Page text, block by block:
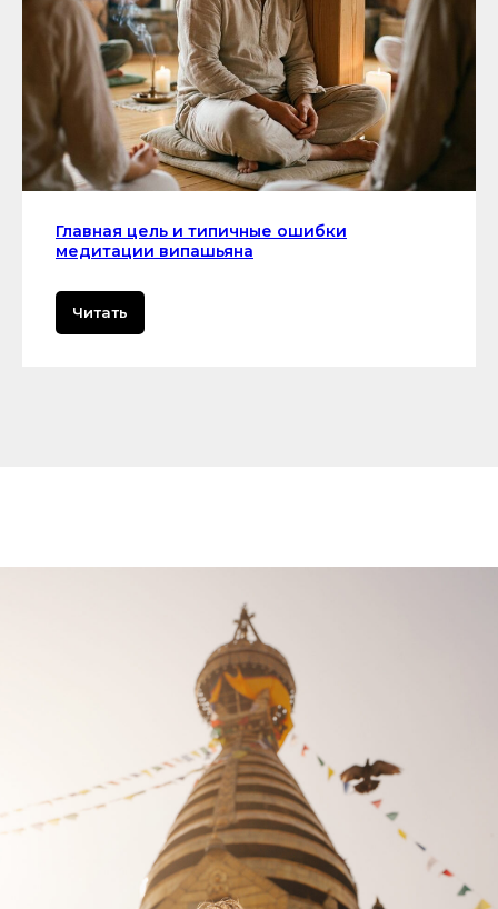
Главная цель и типичные ошибки
медитации випашьяна
Читать